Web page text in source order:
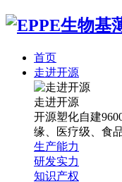
首页
走进开源
走进开源
开源塑化自建
缘、医疗级、食
生产能力
研发实力
知识产权